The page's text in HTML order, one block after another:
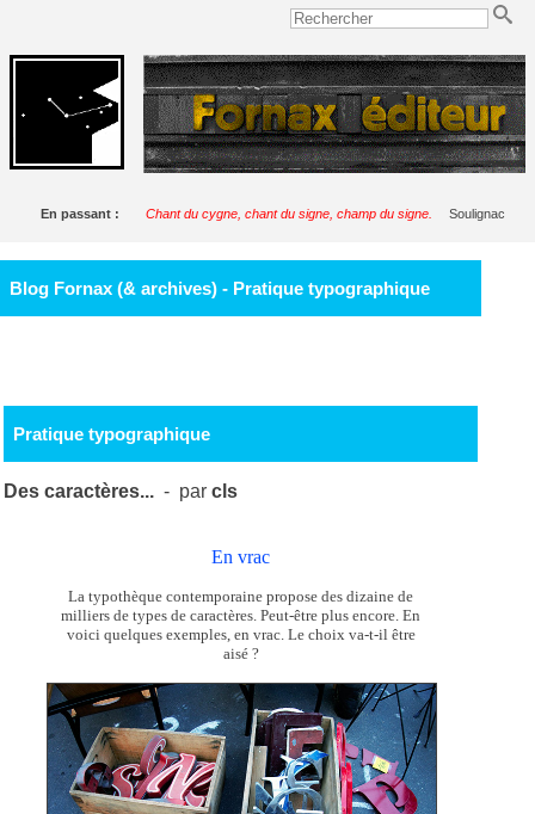
En passant : Chant du cygne, chant du signe, champ du signe. Soulignac
Blog Fornax (& archives) - Pratique typographique
Pratique typographique
Des caractères... - parcls
En vrac
La typothèque contemporaine propose des dizaine de
milliers de types de caractères. Peut-être plus encore. En
voici quelques exemples, en vrac. Le choix va-t-il être
aisé ?